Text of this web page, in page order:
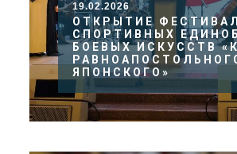
19.02.2026
ОТКРЫТИЕ
СПОРТИВНЫХ
БОЕВЫХ ИСКУССТВ
ЯПОНСКОГО»